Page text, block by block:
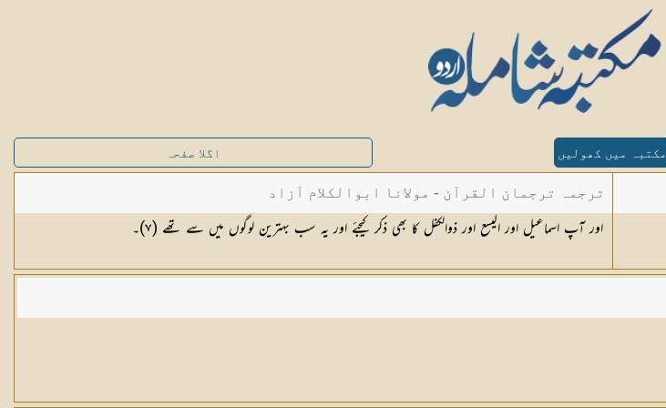
مکتبہ میں کھولیں اگلا صفحہ
ترجمہ ترجمان القرآن - مولانا ابوالکلام آزاد
اور آپ اسماعیل اور الیسع اور ذوالکفل کا بھی ذکر کیجئے اور یہ سب بہترین لوگوں میں سے تھے (٧)۔